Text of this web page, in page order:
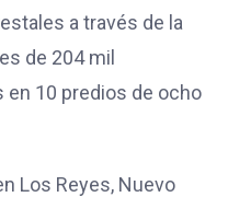
a través de la
de 204 mil
10 predios de ocho
Los Reyes, Nuevo